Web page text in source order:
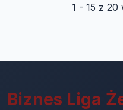
1 - 15 z 20
Biznes Liga